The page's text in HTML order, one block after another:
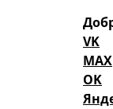
VK
MAX
OK